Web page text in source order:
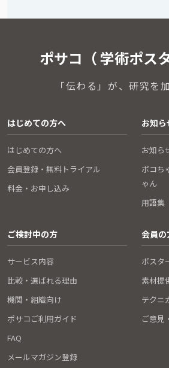
ポサコ（ 学術ポス
「伝わる」が、研究を
はじめての方へ
はじめての方へ
会員登録・無料トライアル
料金・お申し込み
お知
お知ら
ポコち
ゃん
用語集
ご検討中の方
サービス内容
比較・選ばれる理由
機関・組織向け
ポサコご利用ガイド
FAQ
メールマガジン登録
会員の
ポスタ
素材提
テクニ
ご意見